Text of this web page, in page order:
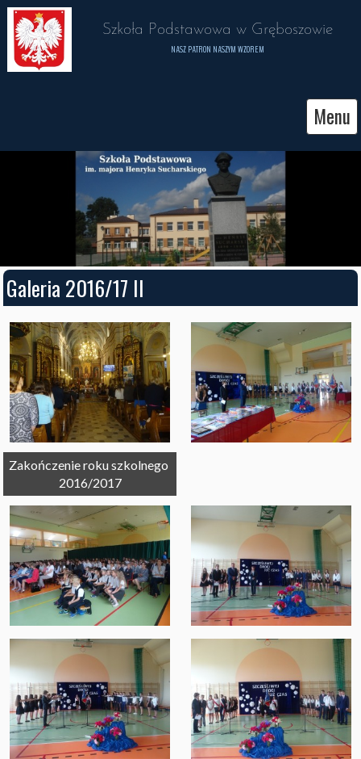
Szkoła Podstawowa w Gręboszowie
NASZ PATRON NASZYM WZOREM
Menu
Galeria 2016/17 II
Zakończenie roku szkolnego
2016/2017